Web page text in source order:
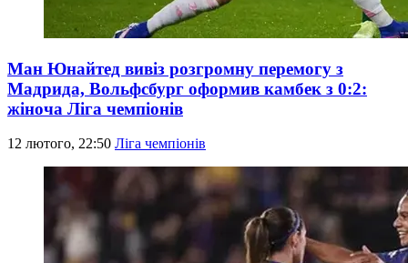
Ман Юнайтед вивіз розгромну перемогу з
Мадрида, Вольфсбург оформив камбек з 0:2:
жіноча Ліга чемпіонів
12 лютого, 22:50 Ліга чемпіонів